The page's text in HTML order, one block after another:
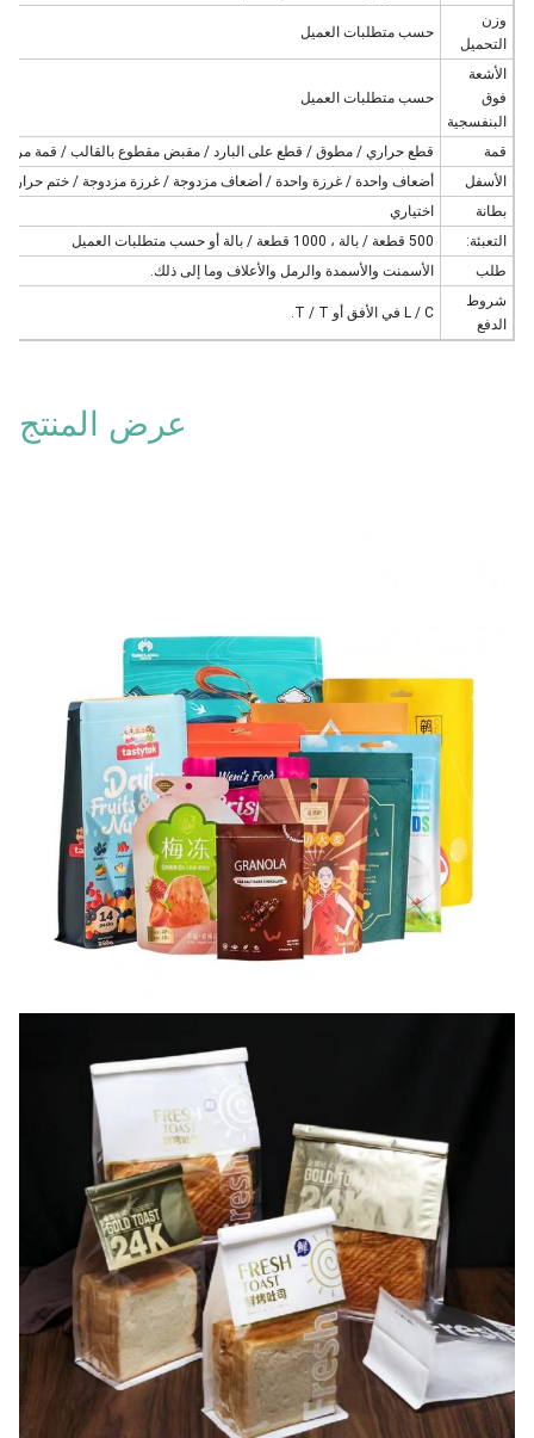
وزن
التحميل
حسب متطلبات العميل
الأشعة
فوق
البنفسجية
حسب متطلبات العميل
قمة
قطع حراري / مطوق / قطع على البارد / مقبض مقطوع بالقالب / قمة
الأسفل
أضعاف واحدة / غرزة واحدة / أضعاف مزدوجة / غرزة مزدوجة / ختم حراري
بطانة
اختياري
التعبئة:
500 قطعة / بالة ، 1000 قطعة / بالة أو حسب متطلبات العميل
طلب
الأسمنت والأسمدة والرمل والأعلاف وما إلى ذلك.
شروط
الدفع
L / C في الأفق أو T / T.
عرض المنتج